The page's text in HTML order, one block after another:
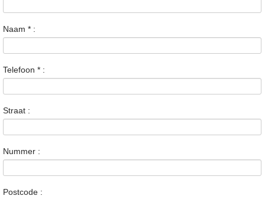
Naam * :
Telefoon * :
Straat :
Nummer :
Postcode :